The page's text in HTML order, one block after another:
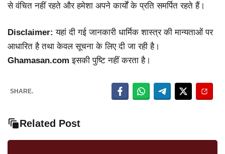
से वंचित नहीं रहते और हमेशा अपने कार्यों के प्रति समर्पित रहते हैं।
Disclaimer:यहां दी गई जानकारी धार्मिक शास्त्र की मान्यताओं पर
आधारित है तथा केवल सूचना के लिए दी जा रही है।
Ghamasan.com इसकी पुष्टि नहीं करता है।
SHARE.
Related Post